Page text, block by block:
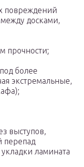
повреждений
досками,
прочности;
более
экстремальные,
выступов,
перепад
ламината